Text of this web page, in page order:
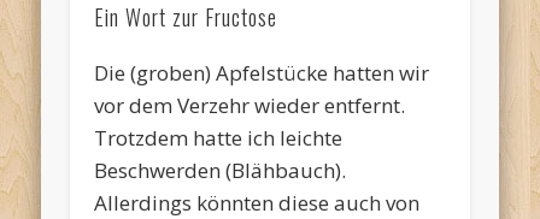
Ein Wort zur Fructose
Die (groben) Apfelstücke hatten wir
vor dem Verzehr wieder entfernt.
Trotzdem hatte ich leichte
Beschwerden (Blähbauch).
Allerdings könnten diese auch von